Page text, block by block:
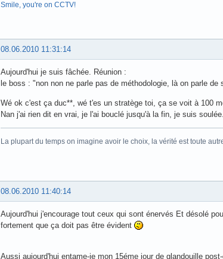
Smile, you're on CCTV!
08.06.2010 11:31:14
Aujourd'hui je suis fâchée. Réunion :
le boss : "non non ne parle pas de méthodologie, là on parle de
Wé ok c'est ça duc**, wé t'es un stratège toi, ça se voit à 100
Nan j'ai rien dit en vrai, je l'ai bouclé jusqu'à la fin, je suis
La plupart du temps on imagine avoir le choix, la vérité est toute
08.06.2010 11:40:14
Aujourd'hui j'encourage tout ceux qui sont énervés Et désolé
fortement que ça doit pas être évident
Aussi aujourd'hui entame-je mon 15éme jour de glandouille